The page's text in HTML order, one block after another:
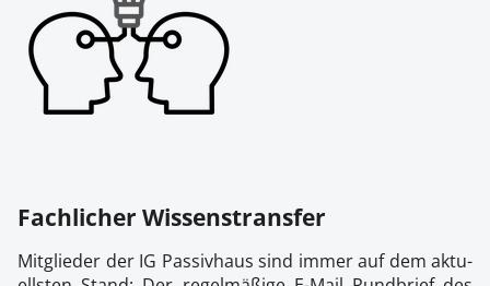
Fach­li­cher Wis­sen­strans­fer
Mit­glie­der der IG Pas­siv­haus sind im­mer auf dem ak­tu­